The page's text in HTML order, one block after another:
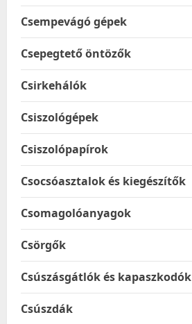
Csempevágó gépek
Csepegtető öntözők
Csirkehálók
Csiszológépek
Csiszolópapírok
Csocsóasztalok és kiegészítők
Csomagolóanyagok
Csörgők
Csúszásgátlók és kapaszkodók
Csúszdák